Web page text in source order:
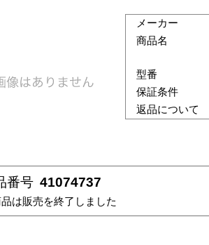
メーカー
商品名
型番
保証条件
返品について
番号 41074737
は販売を終了しました